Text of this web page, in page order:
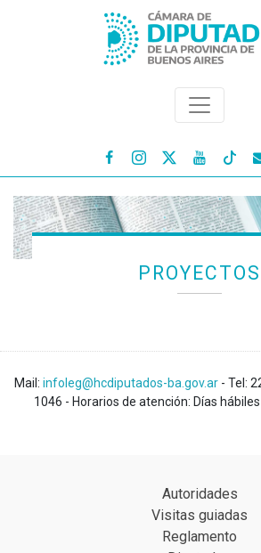
 
PROYECTOS
Mail: infoleg@hcdiputados-ba.gov.ar - Tel:
1046 - Horarios de atención: Días hábiles
Autoridades
Visitas guiadas
Reglamento